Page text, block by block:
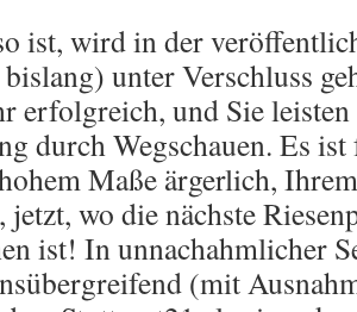
ist, wird in der
unter Verschluss
erfolgreich, und Sie
durch Wegschauen. Es
Maße ärgerlich,
jetzt, wo die nächste
ist! In unnachahmlicher
(mit